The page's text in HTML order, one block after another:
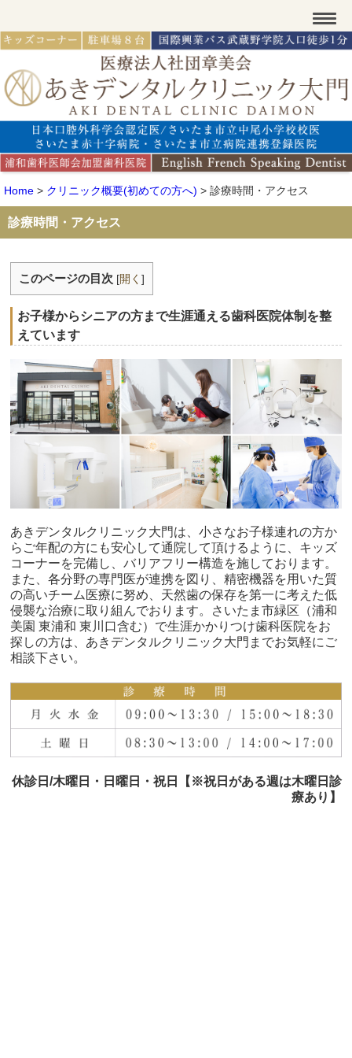
Home > クリニック概要(初めての方へ) > 診療時間・アクセス
診療時間・アクセス
このページの目次 [開く]
お子様からシニアの方まで生涯通える歯科医院体制を整
えています
あきデンタルクリニック大門は、小さなお子様連れの方か
らご年配の方にも安心して通院して頂けるように、キッズ
コーナーを完備し、バリアフリー構造を施しております。
また、各分野の専門医が連携を図り、精密機器を用いた質
の高いチーム医療に努め、天然歯の保存を第一に考えた低
侵襲な治療に取り組んでおります。さいたま市緑区（浦和
美園 東浦和 東川口含む）で生涯かかりつけ歯科医院をお
探しの方は、あきデンタルクリニック大門までお気軽にご
相談下さい。
休診日/木曜日・日曜日・祝日【※祝日がある週は木曜日診
療あり】